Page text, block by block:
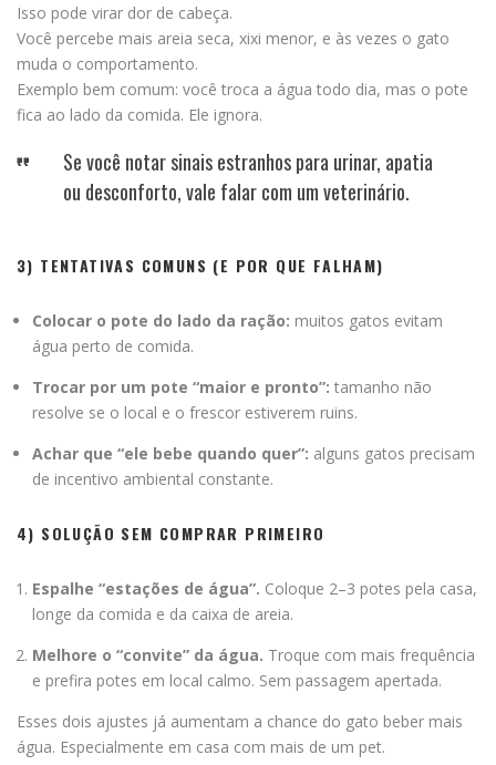
Isso pode virar dor de cabeça.
Você percebe mais areia seca, xixi menor, e às vezes o gato
muda o comportamento.
Exemplo bem comum: você troca a água todo dia, mas o pote
fica ao lado da comida. Ele ignora.
Se você notar sinais estranhos para urinar, apatia
ou desconforto, vale falar com um veterinário.
3) TENTATIVAS COMUNS (E POR QUE FALHAM)
Colocar o pote do lado da ração: muitos gatos evitam
água perto de comida.
Trocar por um pote “maior e pronto”: tamanho não
resolve se o local e o frescor estiverem ruins.
Achar que “ele bebe quando quer”: alguns gatos precisam
de incentivo ambiental constante.
4) SOLUÇÃO SEM COMPRAR PRIMEIRO
Espalhe “estações de água”. Coloque 2–3 potes pela casa,
longe da comida e da caixa de areia.
Melhore o “convite” da água. Troque com mais frequência
e prefira potes em local calmo. Sem passagem apertada.
Esses dois ajustes já aumentam a chance do gato beber mais
água. Especialmente em casa com mais de um pet.